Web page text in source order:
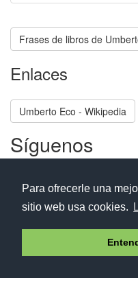
Para ofrecerle una
sitio web usa cookies.
Frases de libros de
Enlaces
Umberto Eco - Wikipedia
Síguenos
Aviso